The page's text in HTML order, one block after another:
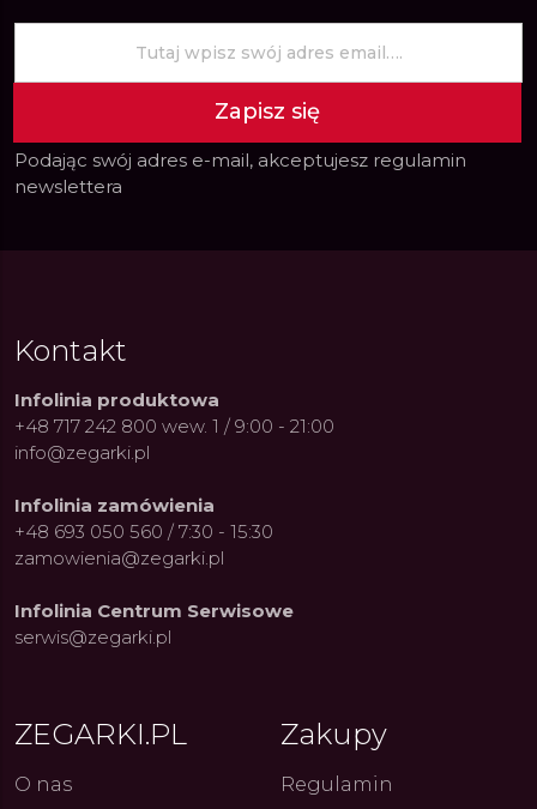
i Dostępny Luksus z
kolarskich pasji do ikonicznych
kolekcji zegarków
Zapisz się
Podając swój adres e-mail, akceptujesz regulamin
newslettera
Kontakt
Infolinia produktowa
+48 717 242 800 wew. 1 / 9:00 - 21:00
info@zegarki.pl
Infolinia zamówienia
+48 693 050 560 / 7:30 - 15:30
zamowienia@zegarki.pl
Infolinia Centrum Serwisowe
serwis@zegarki.pl
ZEGARKI.PL
O nas
Zakupy
Regulamin